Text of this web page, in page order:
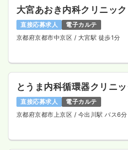
大宮あおき内科クリニック
直接応募求人
電子カルテ
京都府京都市中京区 / 大宮駅 徒歩1分
とうま内科循環器クリニッ
直接応募求人
電子カルテ
京都府京都市上京区 / 今出川駅 バス6分